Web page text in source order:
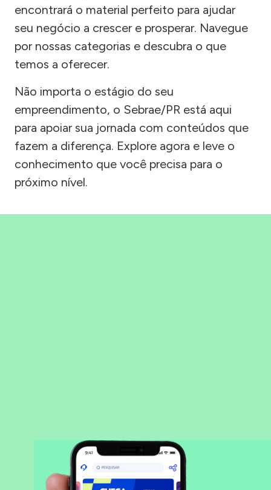
encontrará o material perfeito para ajudar
seu negócio a crescer e prosperar. Navegue
por nossas categorias e descubra o que
temos a oferecer.
Não importa o estágio do seu
empreendimento, o Sebrae/PR está aqui
para apoiar sua jornada com conteúdos que
fazem a diferença. Explore agora e leve o
conhecimento que você precisa para o
próximo nível.